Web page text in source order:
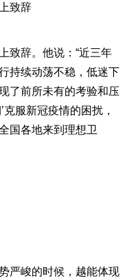
致辞
致辞。他说：“近三年
持续动荡不稳，低迷下
了前所未有的考验和压
服新冠疫情的困扰，
国各地来到理想卫
严峻的时候，越能体现